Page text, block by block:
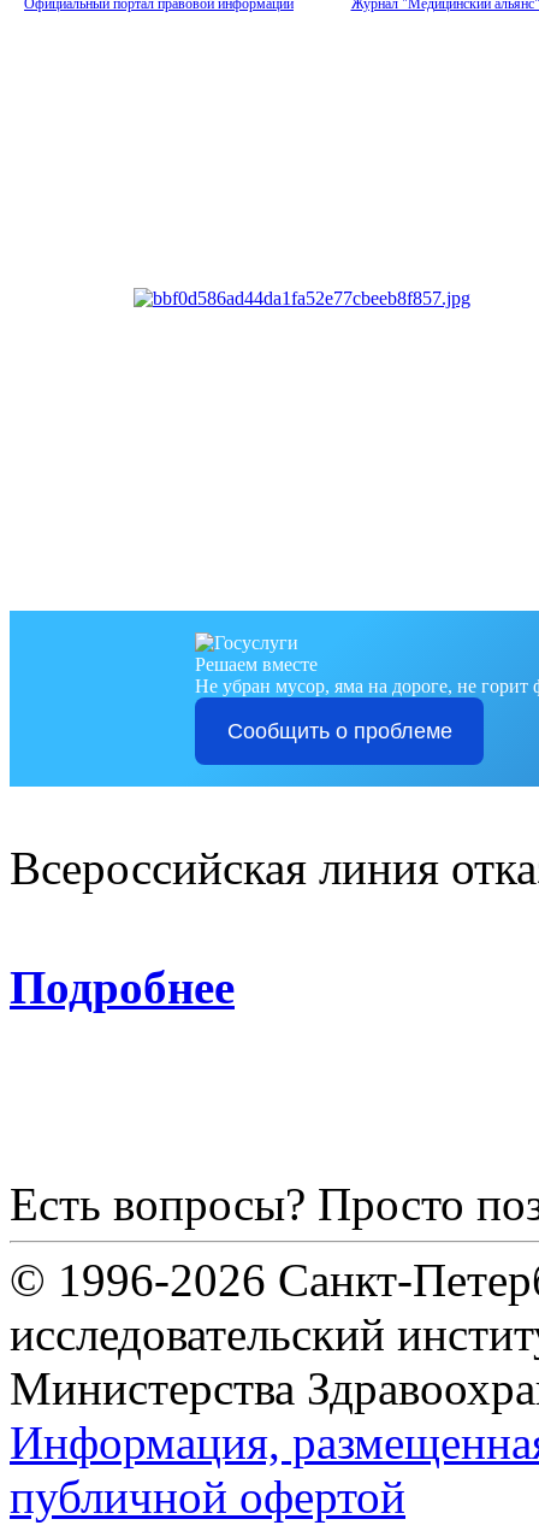
Официальный портал правовой информации Журнал "Медицинский альянс"
Решаем вместе
Не убран мусор, яма на дороге, не горит
Сообщить о проблеме
Всероссийская линия
Подробнее
Есть вопросы? Просто
© 1996-2026 Санкт-
исследовательский
Министерства
Информация,
публичной офертой